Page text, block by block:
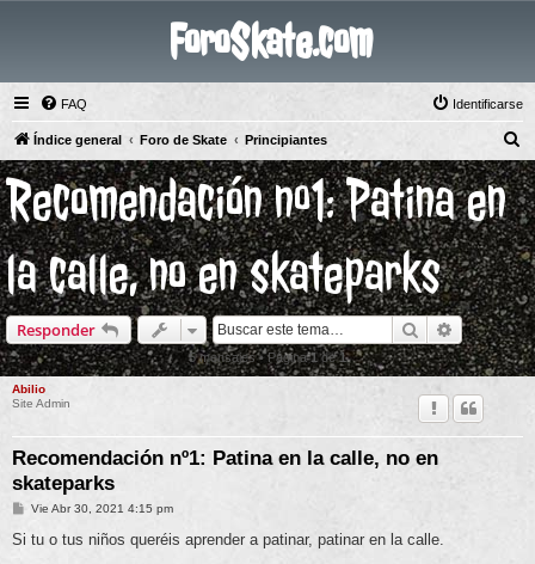
ForoSkate.com
FAQ Identificarse
Índice general Foro de Skate Principiantes
u
s
c
a
r
Recomendación nº1: Patina en
la calle, no en skateparks
Responder Buscar
5 mensajes • Página1de1
Abilio
Site Admin
Recomendación nº1: Patina en la calle, no en
skateparks
M
n
Vie Abr 30, 2021 4:15 pm
Si tu o tus niños queréis aprender a patinar, patinar en la calle.